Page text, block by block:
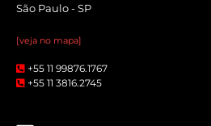
São Paulo - SP
[veja no mapa]
+55 11 99876.1767
+55 11 3816.2745